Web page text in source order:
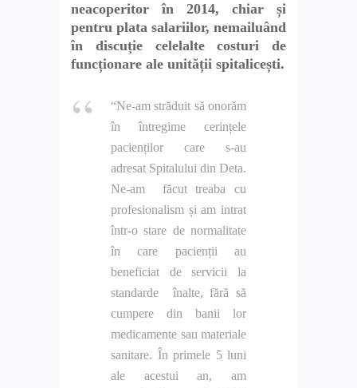
neacoperitor în 2014, chiar și
pentru plata salariilor, nemailuând
în discuție celelalte costuri de
funcționare ale unității spitalicești.
“Ne-am străduit să onorăm
în întregime cerințele
pacienților care s-au
adresat Spitalului din Deta.
Ne-am făcut treaba cu
profesionalism și am intrat
într-o stare de normalitate
în care pacienții au
beneficiat de servicii la
standarde înalte, fără să
cumpere din banii lor
medicamente sau materiale
sanitare. În primele 5 luni
ale acestui an, am